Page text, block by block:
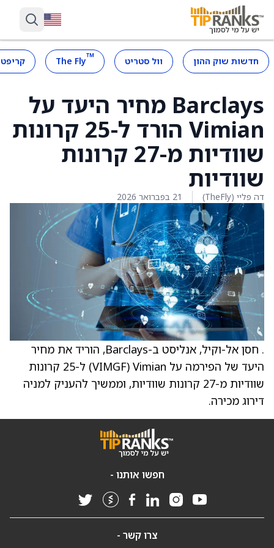
חדשות שוק ההון וול סטריט ™
The Fly
Barclays מחיר היעד על
Vimian הורד ל-25 קרונות
שוודיות מ-27 קרונות
שוודיות
דה פליי (TheFly) 21 בפברואר 2026
. חסן אל-וקיל, אנליסט ב-Barclays, הוריד את מחיר
היעד של הפירמה על Vimian ‏(VIMGF) ל-25 קרונות
שוודיות מ-27 קרונות שוודיות, וממשיך להעניק למניה
דירוג מכירה.
חפשו אותנו -
צרו קשר -